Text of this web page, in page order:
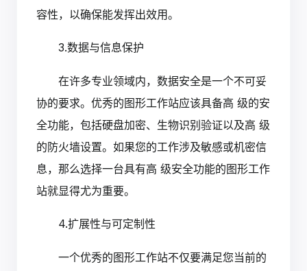
容性，以确保能发挥出效用。
3.数据与信息保护
在许多专业领域内，数据安全是一个不可妥
协的要求。优秀的图形工作站应该具备高 级的安
全功能，包括硬盘加密、生物识别验证以及高 级
的防火墙设置。如果您的工作涉及敏感或机密信
息，那么选择一台具有高 级安全功能的图形工作
站就显得尤为重要。
4.扩展性与可定制性
一个优秀的图形工作站不仅要满足您当前的